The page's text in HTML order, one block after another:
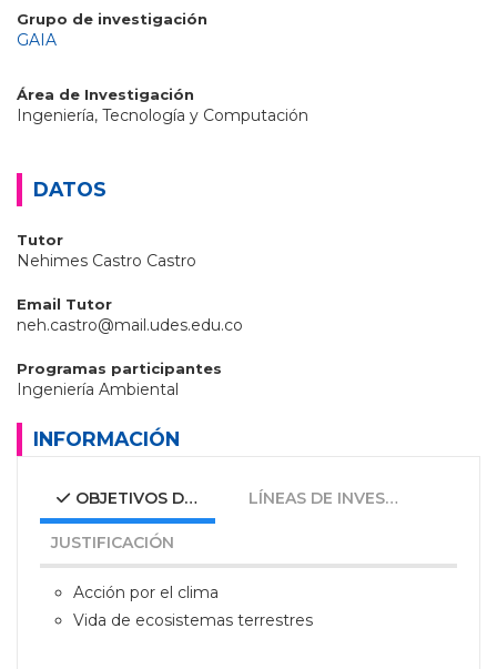
Grupo de investigación
GAIA
Área de Investigación
Ingeniería, Tecnología y Computación
DATOS
Tutor
Nehimes Castro Castro
Email Tutor
neh.castro@mail.udes.edu.co
Programas participantes
Ingeniería Ambiental
INFORMACIÓN
OBJETIVOS DE DESARROLLO SOSTENIBLE LÍNEAS DE INVESTIGACIÓN
JUSTIFICACIÓN
Acción por el clima
Vida de ecosistemas terrestres